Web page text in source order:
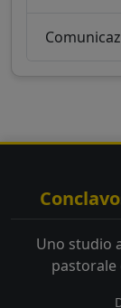
Uno studio
pastorale